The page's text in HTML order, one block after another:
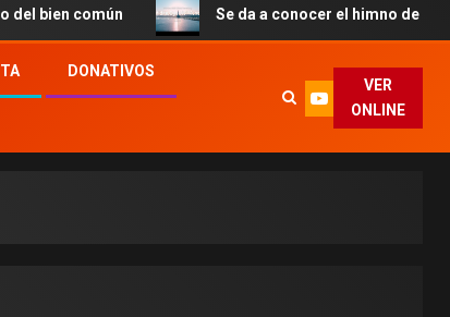
Se da a conocer el himno de la JMJ de
DONATIVOS
VER
ONLINE